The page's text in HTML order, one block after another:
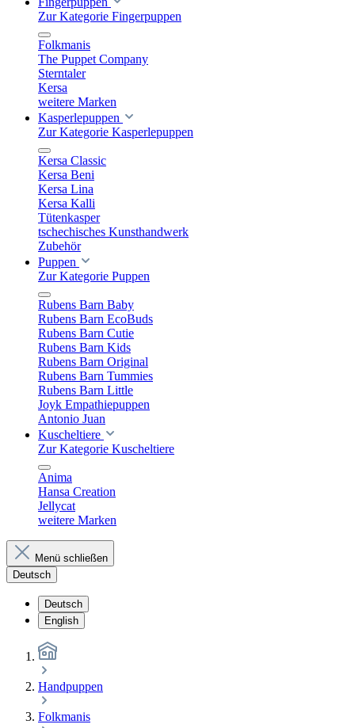
Zur Kategorie Fingerpuppen
Folkmanis
The Puppet Company
Sterntaler
Kersa
weitere Marken
Kasperlepuppen
Zur Kategorie Kasperlepuppen
Kersa Classic
Kersa Beni
Kersa Lina
Kersa Kalli
Tütenkasper
tschechisches Kunsthandwerk
Zubehör
Puppen
Zur Kategorie Puppen
Rubens Barn Baby
Rubens Barn EcoBuds
Rubens Barn Cutie
Rubens Barn Kids
Rubens Barn Original
Rubens Barn Tummies
Rubens Barn Little
Joyk Empathiepuppen
Antonio Juan
Kuscheltiere
Zur Kategorie Kuscheltiere
Anima
Hansa Creation
Jellycat
weitere Marken
Menü schließen
Deutsch
Deutsch
English
Handpuppen
Folkmanis